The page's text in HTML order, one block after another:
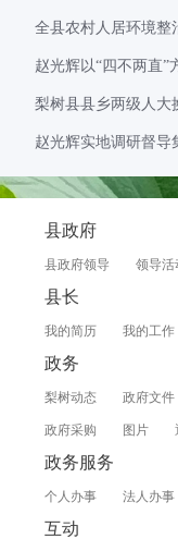
全县农村人居环境整
赵光辉以“四不两直”
梨树县县乡两级人大
赵光辉实地调研督导
县政府
县政府领导 领导活
县长
我的简历 我的工作
政务
梨树动态 政府文件
政府采购 图片
政务服务
个人办事 法人办事
互动